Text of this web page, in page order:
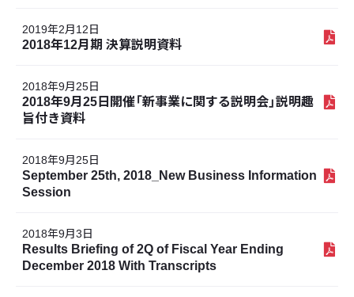
2019年2月12日
2018年12月期 決算説明資料
2018年9月25日
2018年9月25日開催「新事業に関する説明会」説明趣
旨付き資料
2018年9月25日
September 25th, 2018_New Business Information
Session
2018年9月3日
Results Briefing of 2Q of Fiscal Year Ending
December 2018 With Transcripts